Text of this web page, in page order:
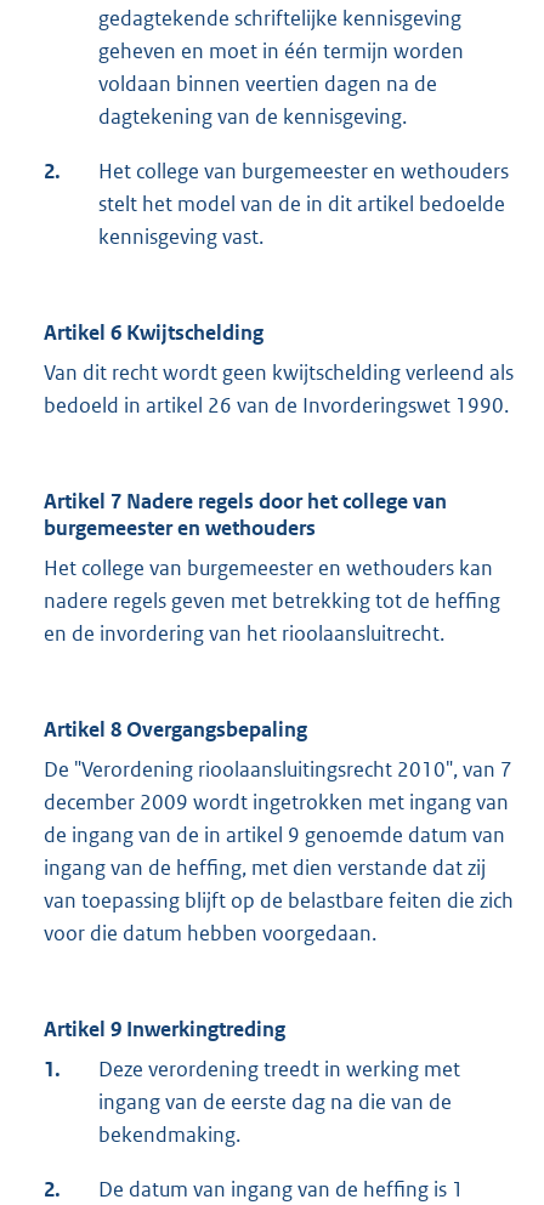
gedagtekende schriftelijke kennisgeving
geheven en moet in één termijn worden
voldaan binnen veertien dagen na de
dagtekening van de kennisgeving.
2.
Het college van burgemeester en wethouders
stelt het model van de in dit artikel bedoelde
kennisgeving vast.
Artikel 6 Kwijtschelding
Van dit recht wordt geen kwijtschelding verleend als
bedoeld in artikel 26 van de Invorderingswet 1990.
Artikel 7 Nadere regels door het college van
burgemeester en wethouders
Het college van burgemeester en wethouders kan
nadere regels geven met betrekking tot de heffing
en de invordering van het rioolaansluitrecht.
Artikel 8 Overgangsbepaling
De "Verordening rioolaansluitingsrecht 2010", van 7
december 2009 wordt ingetrokken met ingang van
de ingang van de in artikel 9 genoemde datum van
ingang van de heffing, met dien verstande dat zij
van toepassing blijft op de belastbare feiten die zich
voor die datum hebben voorgedaan.
Artikel 9 Inwerkingtreding
1.
Deze verordening treedt in werking met
ingang van de eerste dag na die van de
bekendmaking.
2.
De datum van ingang van de heffing is 1